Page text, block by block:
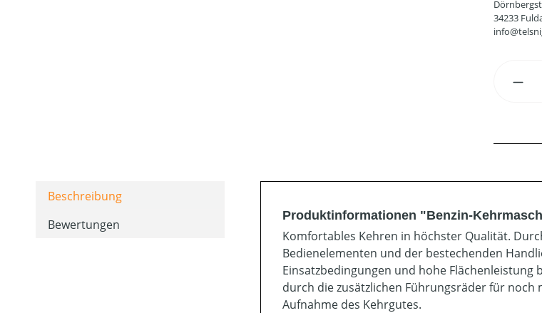
34233
Beschreibung
Bewertungen
Produktinformationen "Benzin-
Komfortables Kehren in höchster Qualität.
Bedienelementen und der bestechenden
Einsatzbedingungen und hohe
durch die zusätzlichen Führungsräder für
Aufnahme des Kehrgutes.